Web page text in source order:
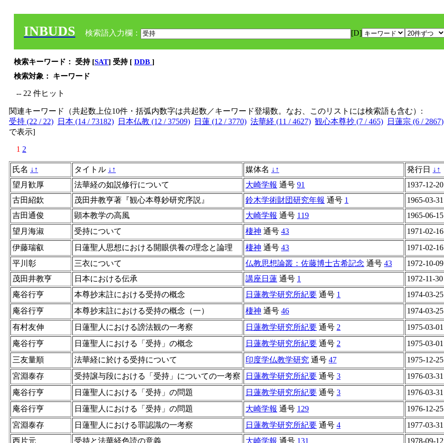
INBUDS 検索語入力欄： [D]
検索キーワード： 受持 [SAT] 受持 [ DDB ]
検索対象： キーワード
-- 22 件ヒット
関連キーワード（共起数上位10件・括弧内数字は共起数／キーワード登場数。なお、このリストには検索語も含む）:
受持 (22 / 22)
日本 (14 / 73182) 日本仏教 (12 / 37509) 日蓮 (12 / 3770) 法華経 (11 / 4627) 観心本尊抄 (7 / 465) 日蓮宗 (6 / 2867)
で表示]
1 2
氏名 ↓ ↑ タイトル ↓ ↑ 媒体名 ↓ ↑ 発行日 ↓ ↑
望月歓厚
法華経の如説修行について 大崎学報 通号 91 1937-12-20
古田紹欽
茂田井教亨著『観心本尊鈔研究序説』 鈴木学術財団研究年報 通号 1 1965-03-31
吉田通俊
顕本教学の高風 大崎学報 通号 119 1965-06-15
望月海淑
受持について 棲神 通号 43 1971-02-16
伊藤瑞叡
日蓮聖人思想における開眼供養の理念と論理 棲神 通号 43 1971-02-16
平川彰
三衣について 仏教思想論叢：佐藤博士古希記念 通号 43 1972-10-09
茂田井教亨
日本における伝承 講座日蓮 通号 1 1972-11-30
庵谷行亨
本尊抄末註における受持の概念 日蓮教学研究所紀要 通号 1 1974-03-25
庵谷行亨
本尊抄末註における受持の概念（一） 棲神 通号 46 1974-03-25
有村友伸
日蓮聖人における謗法観の一考察 日蓮教学研究所紀要 通号 2 1975-03-01
庵谷行亨
日蓮聖人における「受持」の概念 日蓮教学研究所紀要 通号 2 1975-03-01
三友量順
法華経に於ける受持について 印度学仏教学研究 通号 47 1975-12-25
宮淵泰存
受持譲与段における「受持」についての一考察 日蓮教学研究所紀要 通号 3 1976-03-31
庵谷行亨
日蓮聖人における「受持」の問題 日蓮教学研究所紀要 通号 3 1976-03-31
庵谷行亨
日蓮聖人における「受持」の問題 大崎学報 通号 129 1976-12-25
宮淵泰存
日蓮聖人における罪認識の一考察 日蓮教学研究所紀要 通号 4 1977-03-31
西片元
受持と法華経色読の意義 大崎学報 通号 131 1978-09-12